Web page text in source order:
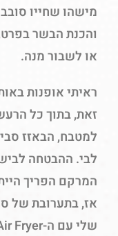
מישהו שחייו
והכנת הבשר בפרט,
או לשבור מנה.
ראיתי אופנות
זאת, בתוך כל
למטבח, הבאזז
לבי. ההבטחה
המרקם הפריך
אז, בתערובת של